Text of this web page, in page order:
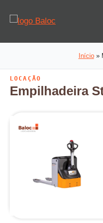
para
conteúdo
Início»
LOCAÇÃO
Empilhadeira